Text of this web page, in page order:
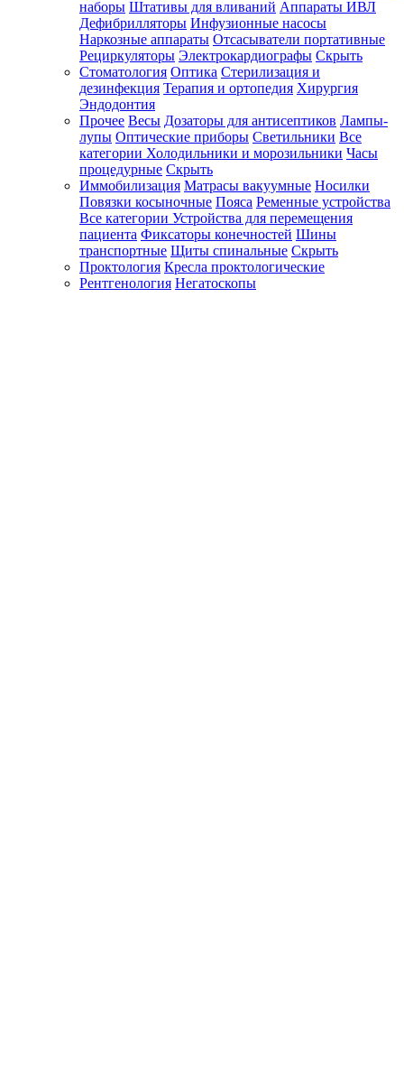
наборы Штативы для вливаний Аппараты ИВЛ
Дефибрилляторы Инфузионные насосы
Наркозные аппараты Отсасыватели портативные
Рециркуляторы Электрокардиографы Скрыть
Стоматология Оптика Стерилизация и
дезинфекция Терапия и ортопедия Хирургия
Эндодонтия
Прочее Весы Дозаторы для антисептиков Лампы-
лупы Оптические приборы Светильники Все
категории Холодильники и морозильники Часы
процедурные Скрыть
Иммобилизация Матрасы вакуумные Носилки
Повязки косыночные Пояса Ременные устройства
Все категории Устройства для перемещения
пациента Фиксаторы конечностей Шины
транспортные Щиты спинальные Скрыть
Проктология Кресла проктологические
Рентгенология Негатоскопы